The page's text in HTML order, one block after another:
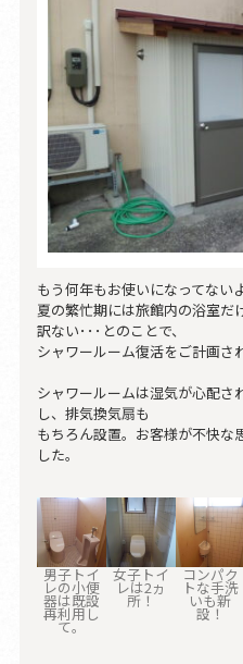
もう何年もお使いになってない
夏の繁忙期には旅館内の浴室だ
訳ない･･･とのことで、
シャワールーム復活をご計画さ
シャワールームは湿気が心配さ
し、排気換気扇も
もちろん設置。お客様が不快な
した。
男子トイ
レの小便
器は既設
再利用し
て。
女子トイ
レは2ヵ
所！
コンパク
トな手洗
いも新
設！